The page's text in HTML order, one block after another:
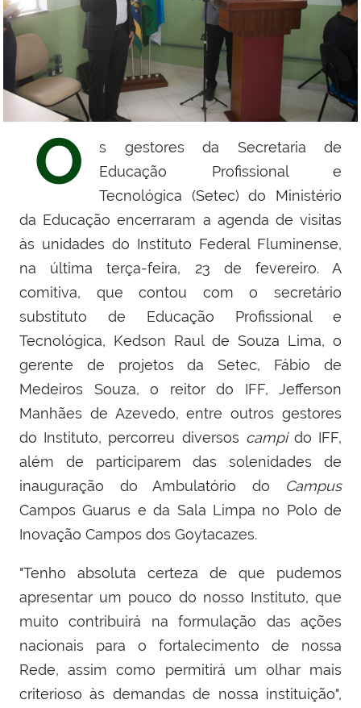
O
s gestores da Secretaria de
Educação Profissional e
Tecnológica (Setec) do Ministério
da Educação encerraram a agenda de visitas
às unidades do Instituto Federal Fluminense,
na última terça-feira, 23 de fevereiro. A
comitiva, que contou com o secretário
substituto de Educação Profissional e
Tecnológica, Kedson Raul de Souza Lima, o
gerente de projetos da Setec, Fábio de
Medeiros Souza, o reitor do IFF, Jefferson
Manhães de Azevedo, entre outros gestores
do Instituto, percorreu diversos campido IFF,
além de participarem das solenidades de
inauguração do Ambulatório do Campus
Campos Guarus e da Sala Limpa no Polo de
Inovação Campos dos Goytacazes.
"Tenho absoluta certeza de que pudemos
apresentar um pouco do nosso Instituto, que
muito contribuirá na formulação das ações
nacionais para o fortalecimento de nossa
Rede, assim como permitirá um olhar mais
criterioso às demandas de nossa instituição",